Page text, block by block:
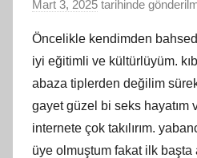
Mart 3, 2025 tarihinde
Öncelikle kendimden
iyi eğitimli ve kültürlüyüm.
abaza tiplerden değilim
gayet güzel bi seks hayatım
internete çok takılırım.
üye olmuştum fakat ilk başta